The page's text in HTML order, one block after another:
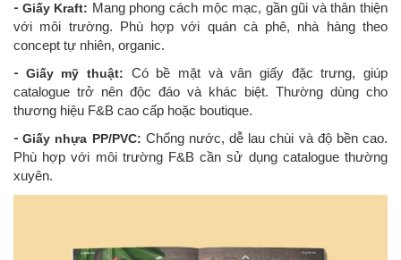
- Giấy Kraft: Mang phong cách mộc mạc, gần gũi và thân thiện
với môi trường. Phù hợp với quán cà phê, nhà hàng theo
concept tự nhiên, organic.
- Giấy mỹ thuật: Có bề mặt và vân giấy đặc trưng, giúp
catalogue trở nên độc đáo và khác biệt. Thường dùng cho
thương hiệu F&B cao cấp hoặc boutique.
-Giấy nhựa PP/PVC: Chống nước, dễ lau chùi và độ bền cao.
Phù hợp với môi trường F&B cần sử dụng catalogue thường
xuyên.